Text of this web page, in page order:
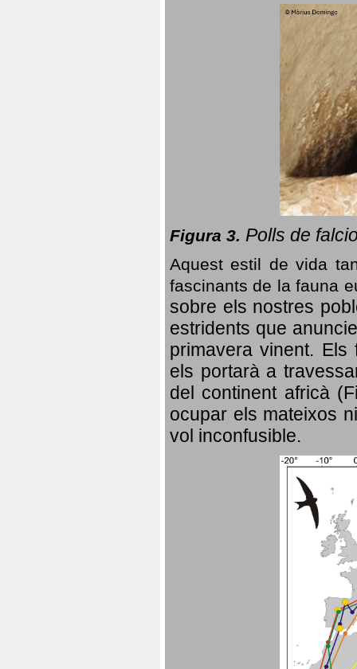
Figura 3. Polls de
Aquest estil de vida
fascinants de la fauna
sobre els nostres
estridents que
primavera vinent. Els
els portarà a
del continent africà
ocupar els mateixos
vol inconfusible.